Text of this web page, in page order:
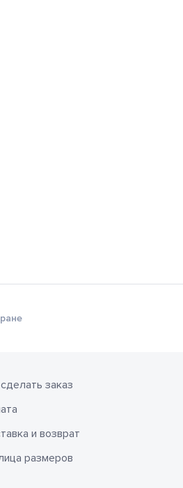
заказ
и возврат
размеров